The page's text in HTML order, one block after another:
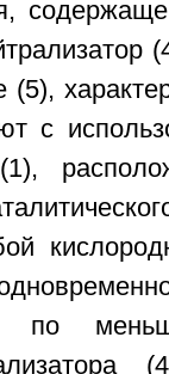
(5),
с
по